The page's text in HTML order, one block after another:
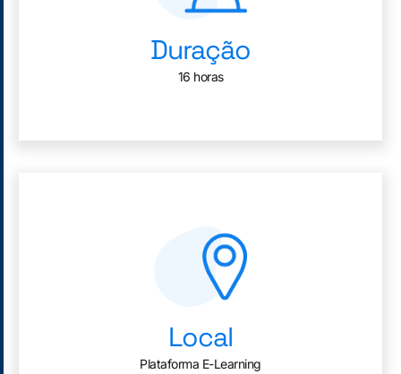
Duração
16 horas
Local
Plataforma E-Learning